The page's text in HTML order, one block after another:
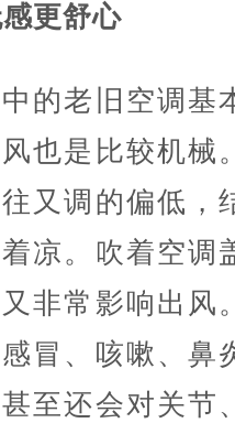
更舒心
老旧空调基
也是比较机械
又调的偏低，
凉。吹着空调
非常影响出风
冒、咳嗽、鼻
至还会对关节